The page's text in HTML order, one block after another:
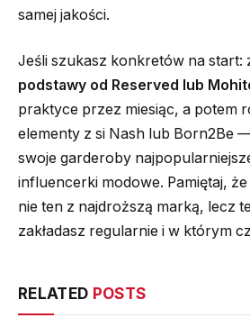
samej jakości.
Jeśli szukasz konkretów na start:
podstawy od Reserved lub
praktyce przez miesiąc, a potem
elementy z si Nash lub Born2Be
swoje garderoby
influencerki modowe. Pamiętaj,
nie ten z najdroższą marką, lecz
zakładasz regularnie i w którym
RELATED POSTS